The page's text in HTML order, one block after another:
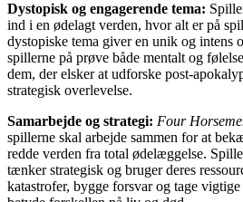
Dystopisk og engagerende tema:
ind i en ødelagt verden, hvor alt er på
dystopiske tema giver en unik og intens
spillerne på prøve både mentalt og
dem, der elsker at udforske post-
strategisk overlevelse.
Samarbejde og strategi: Four
spillerne skal arbejde sammen for at
redde verden fra total ødelæggelse.
tænker strategisk og bruger deres
katastrofer, bygge forsvar og tage